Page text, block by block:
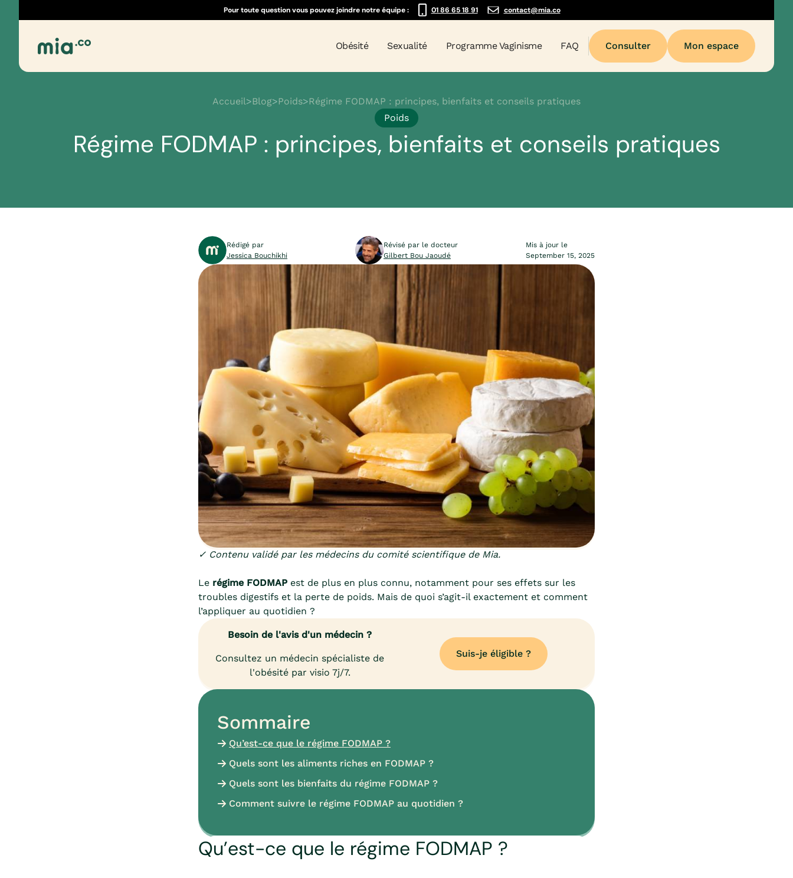
Pour toute question vous pouvez joindre notre équipe : 01 86 65 18 91 contact@mia.co
Obésité Sexualité Programme Vaginisme FAQ Consulter Mon espace
Accueil>Blog>Poids>Régime FODMAP : principes, bienfaits et conseils pratiques
Poids
Régime FODMAP : principes, bienfaits et conseils pratiques
Rédigé par
Jessica Bouchikhi
Révisé par le docteur
Gilbert Bou Jaoudé
Mis à jour le
September 15, 2025
✓ Contenu validé par les médecins du comité scientifique de Mia.
Le régime FODMAP est de plus en plus connu, notamment pour ses effets sur les
troubles digestifs et la perte de poids. Mais de quoi s’agit-il exactement et comment
l’appliquer au quotidien ?
Besoin de l'avis d'un médecin ?
Suis-je éligible ?
Consultez un médecin spécialiste de
l'obésité par visio 7j/7.
Sommaire
Qu’est-ce que le régime FODMAP ?
Quels sont les aliments riches en FODMAP ?
Quels sont les bienfaits du régime FODMAP ?
Comment suivre le régime FODMAP au quotidien ?
Qu’est-ce que le régime FODMAP ?